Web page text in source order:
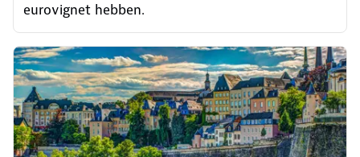
eurovignet hebben.